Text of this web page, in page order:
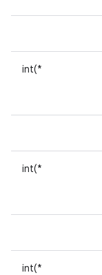
int(*
int(*
int(*